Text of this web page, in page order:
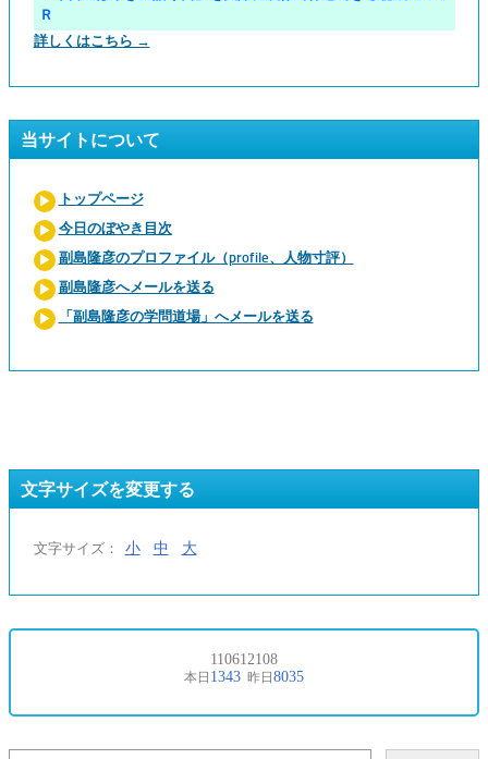
Ｒ
詳しくはこちら →
当サイトについて
トップページ
今日のぼやき目次
副島隆彦のプロファイル（profile、人物寸評）
副島隆彦へメールを送る
「副島隆彦の学問道場」へメールを送る
文字サイズを変更する
文字サイズ： 小 中 大